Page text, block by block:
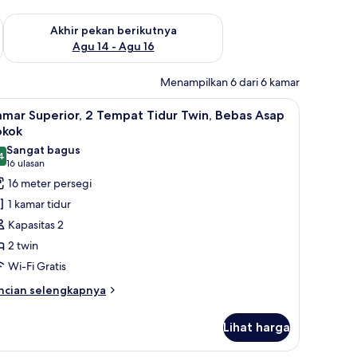
Agu 7 - Agu 9
Akhir pekan berikutnya
Agu 14 - Agu 16
Periksa ketersediaan untuk akhir pekan berikutnya Agu 14 -
Menampilkan 6 dari 6 kamar
Asap Rokok | Seprai premium, bantalan ekstra lembut, dan meja kerja
Kamar Superior, 2 Tempat Tidur Twin,
5
Superior, 2 Tempat Tidur Twin, Bebas Asap
dari 10
Sangat bagus
16 ulasan
(16
ulasan)
16 meter persegi
1 kamar tidur
Kapasitas 2
2 twin
Wi-Fi Gratis
selengkapnya
Lihat harga